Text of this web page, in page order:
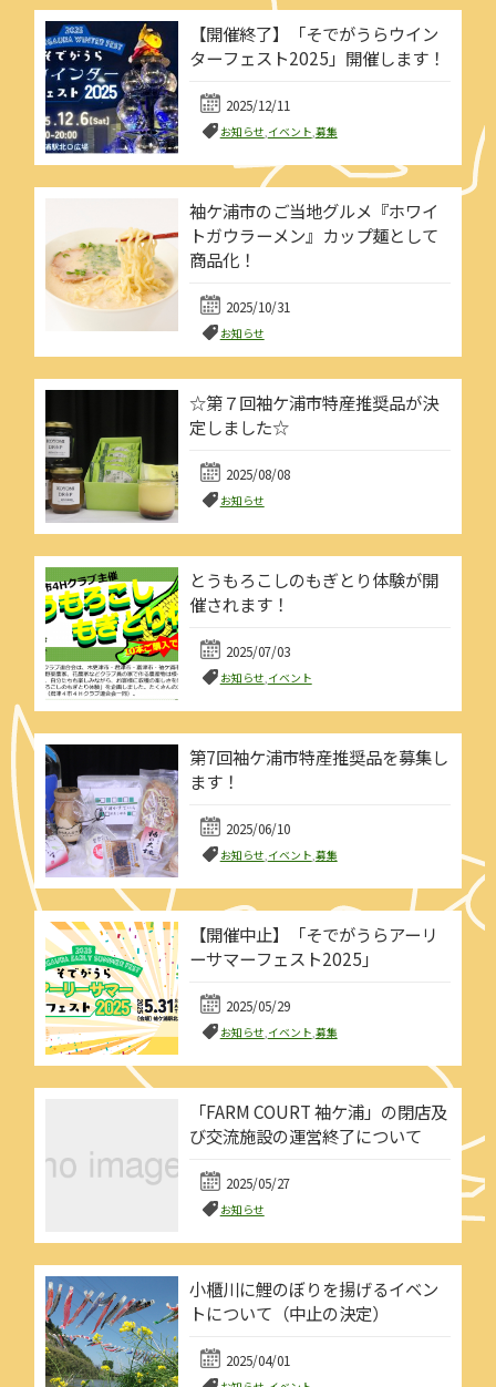
【開催終了】「そでがうらウイン
ターフェスト2025」開催します！
2025/12/11
お知らせ,イベント,募集
袖ケ浦市のご当地グルメ『ホワイ
トガウラーメン』カップ麺として
商品化！
2025/10/31
お知らせ
☆第７回袖ケ浦市特産推奨品が決
定しました☆
2025/08/08
お知らせ
とうもろこしのもぎとり体験が開
催されます！
2025/07/03
お知らせ,イベント
第7回袖ケ浦市特産推奨品を募集し
ます！
2025/06/10
お知らせ,イベント,募集
【開催中止】「そでがうらアーリ
ーサマーフェスト2025」
2025/05/29
お知らせ,イベント,募集
「FARM COURT 袖ケ浦」の閉店及
び交流施設の運営終了について
2025/05/27
お知らせ
小櫃川に鯉のぼりを揚げるイベン
トについて（中止の決定）
2025/04/01